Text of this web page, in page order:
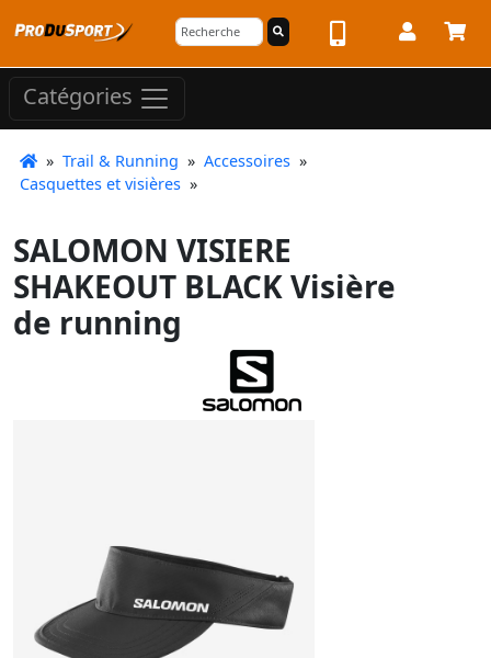
Catégories
» Trail & Running » Accessoires »
Casquettes et visières »
SALOMON VISIERE
SHAKEOUT BLACK Visière
de running